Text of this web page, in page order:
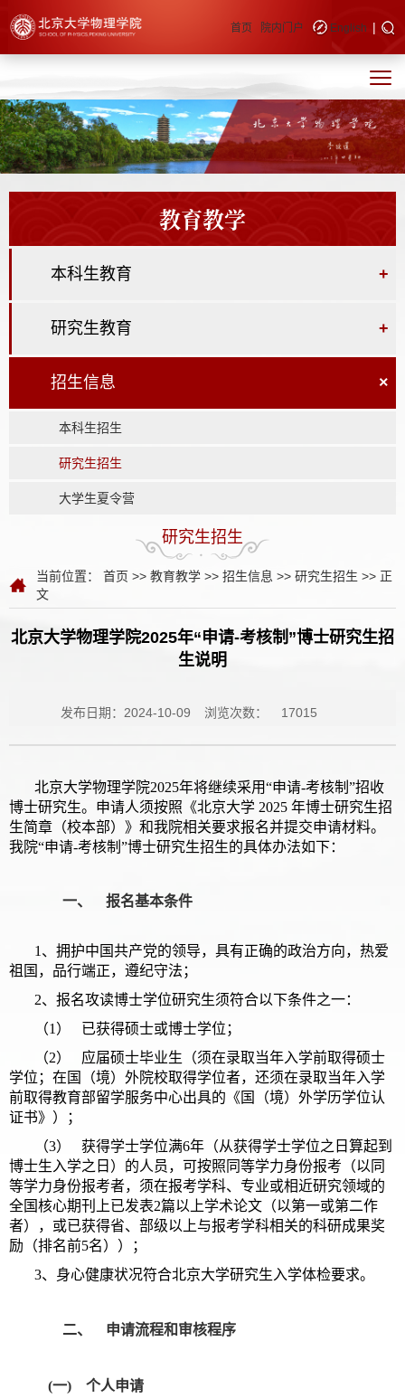
快速导航 首页 院内门户 English |
教育教学
本科生教育 +
研究生教育 +
招生信息 ×
本科生招生
研究生招生
大学生夏令营
研究生招生
当前位置： 首页 >> 教育教学 >> 招生信息 >> 研究生招生 >> 正
文
北京大学物理学院2025年“申请-考核制”博士研究生​招
生说明
发布日期：2024-10-09 浏览次数： 17015
北京大学物理学院2025年将继续采用“申请-考核制”招收
博士研究生。申请人须按照《北京大学 2025 年博士研究生招
生简章（校本部）》和我院相关要求报名并提交申请材料。
我院“申请-考核制”博士研究生招生的具体办法如下：
一、 报名基本条件
1、拥护中国共产党的领导，具有正确的政治方向，热爱
祖国，品行端正，遵纪守法；
2、报名攻读博士学位研究生须符合以下条件之一：
（1） 已获得硕士或博士学位；
（2） 应届硕士毕业生（须在录取当年入学前取得硕士
学位；在国（境）外院校取得学位者，还须在录取当年入学
前取得教育部留学服务中心出具的《国（境）外学历学位认
证书》）；
（3） 获得学士学位满6年（从获得学士学位之日算起到
博士生入学之日）的人员，可按照同等学力身份报考（以同
等学力身份报考者，须在报考学科、专业或相近研究领域的
全国核心期刊上已发表2篇以上学术论文（以第一或第二作
者），或已获得省、部级以上与报考学科相关的科研成果奖
励（排名前5名））；
3、身心健康状况符合北京大学研究生入学体检要求。
二、 申请流程和审核程序
(一) 个人申请